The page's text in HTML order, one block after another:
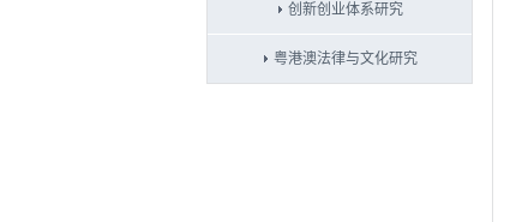
创新创业体系研究
粤港澳法律与文化研究